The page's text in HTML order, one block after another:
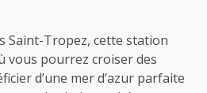
Saint-Tropez, cette station
vous pourrez croiser des
d’une mer d’azur parfaite